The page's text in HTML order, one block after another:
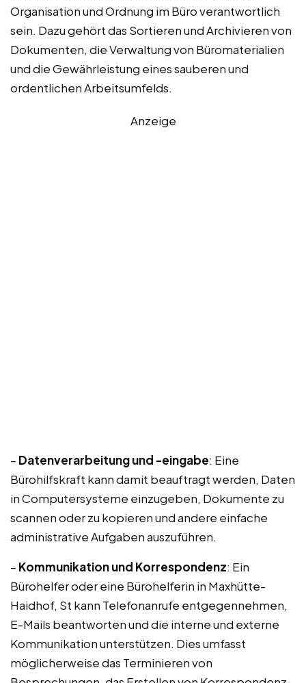
Organisation und Ordnung im Büro verantwortlich
sein. Dazu gehört das Sortieren und Archivieren von
Dokumenten, die Verwaltung von Büromaterialien
und die Gewährleistung eines sauberen und
ordentlichen Arbeitsumfelds.
Anzeige
– Datenverarbeitung und -eingabe: Eine
Bürohilfskraft kann damit beauftragt werden, Daten
in Computersysteme einzugeben, Dokumente zu
scannen oder zu kopieren und andere einfache
administrative Aufgaben auszuführen.
– Kommunikation und Korrespondenz: Ein
Bürohelfer oder eine Bürohelferin in Maxhütte-
Haidhof, St kann Telefonanrufe entgegennehmen,
E-Mails beantworten und die interne und externe
Kommunikation unterstützen. Dies umfasst
möglicherweise das Terminieren von